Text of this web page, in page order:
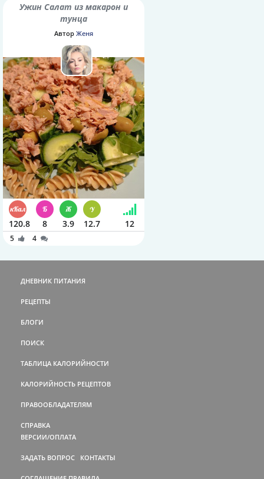
Ужин Салат из макарон и
тунца
Автор Женя
120.8 8 3.9 12.7 12
5 4
ДНЕВНИК ПИТАНИЯ
РЕЦЕПТЫ
БЛОГИ
ПОИСК
ТАБЛИЦА КАЛОРИЙНОСТИ
КАЛОРИЙНОСТЬ РЕЦЕПТОВ
ПРАВООБЛАДАТЕЛЯМ
СПРАВКА
ВЕРСИИ/ОПЛАТА
ЗАДАТЬ ВОПРОС КОНТАКТЫ